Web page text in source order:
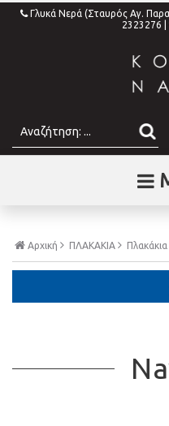
Γλυκά Νερά (Σταυρός Αγ.
2323276
Αρχική ΠΛΑΚΑΚΙΑ